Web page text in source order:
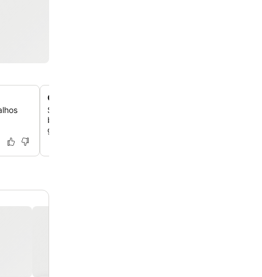
Opções gastronômicas para toda a família
Saboreie a culinária italiana no restaurante do local,
brunch, almoço e jantar, com opções vegetarianas,
glúten.